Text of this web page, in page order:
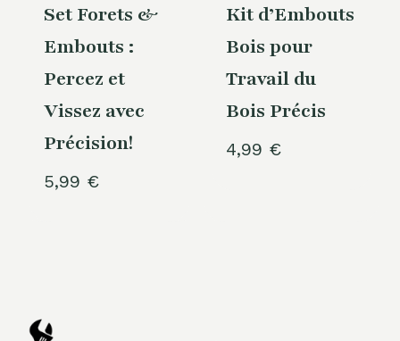
Set Forets &
Embouts :
Percez et
Vissez avec
Précision!
5,99 €
Kit d’Embouts
Bois pour
Travail du
Bois Précis
4,99 €